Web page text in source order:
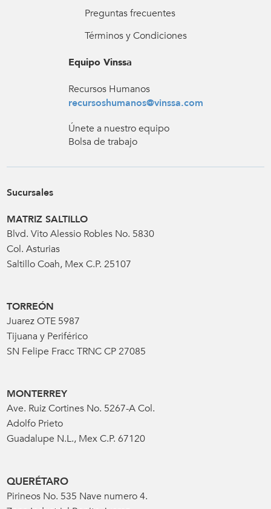
Preguntas frecuentes
Términos y Condiciones
Equipo Vinssa
Recursos Humanos
recursoshumanos@vinssa.com
Únete a nuestro equipo
Bolsa de trabajo
Sucursales
MATRIZ SALTILLO
Blvd. Vito Alessio Robles No. 5830
Col. Asturias
Saltillo Coah, Mex C.P. 25107
TORREÓN
Juarez OTE 5987
Tijuana y Periférico
SN Felipe Fracc TRNC CP 27085
MONTERREY
Ave. Ruiz Cortines No. 5267-A Col.
Adolfo Prieto
Guadalupe N.L., Mex C.P. 67120
QUERÉTARO
Pirineos No. 535 Nave numero 4.